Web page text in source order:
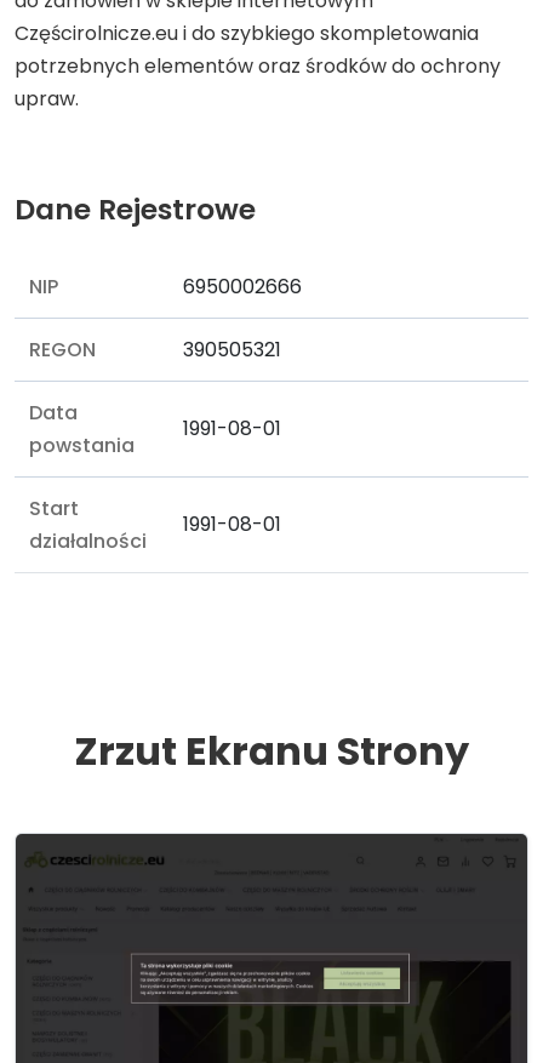
Częścirolnicze.eu i do szybkiego skompletowania
potrzebnych elementów oraz środków do ochrony
upraw.
Dane Rejestrowe
NIP 6950002666
REGON 390505321
Data
powstania
1991-08-01
Start
działalności
1991-08-01
Zrzut Ekranu Strony